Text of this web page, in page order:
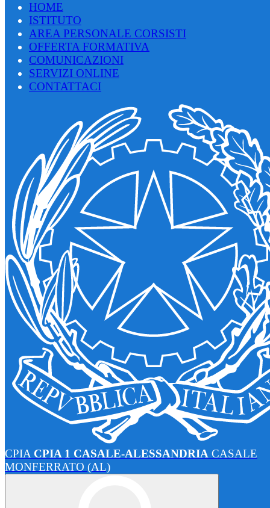
HOME
ISTITUTO
AREA PERSONALE CORSISTI
OFFERTA FORMATIVA
COMUNICAZIONI
SERVIZI ONLINE
CONTATTACI
CPIA CPIA 1 CASALE-ALESSANDRIA CASALE
MONFERRATO (AL)